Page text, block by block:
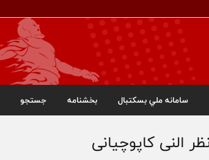
سامانه ملي بسکتبال بخشنامه جستجو
النی کاپوچیانی